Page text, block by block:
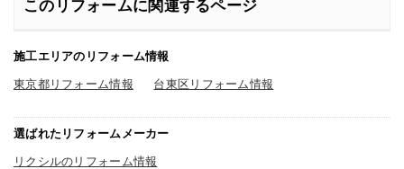
このリフォームに関連するページ
施工エリアのリフォーム情報
東京都リフォーム情報 台東区リフォーム情報
選ばれたリフォームメーカー
リクシルのリフォーム情報